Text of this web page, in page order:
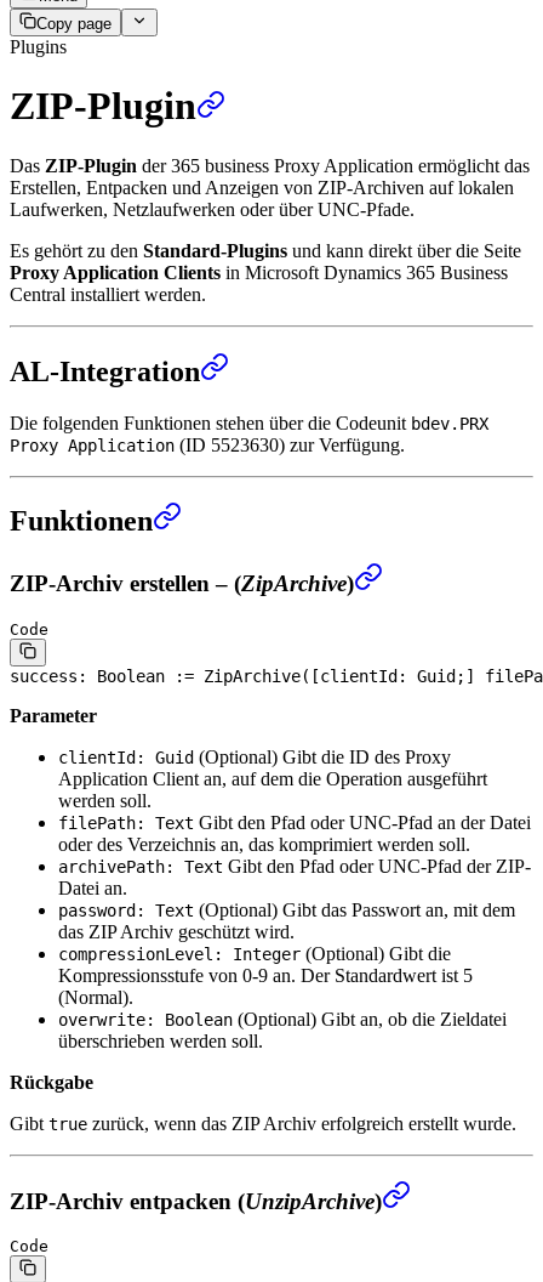
Copy page
Plugins
ZIP-Plugin
Das ZIP-Plugin der 365 business Proxy Application ermöglicht das
Erstellen, Entpacken und Anzeigen von ZIP-Archiven auf lokalen
Laufwerken, Netzlaufwerken oder über UNC-Pfade.
Es gehört zu den Standard-Plugins und kann direkt über die Seite
Proxy Application Clients in Microsoft Dynamics 365 Business
Central installiert werden.
AL-Integration
Die folgenden Funktionen stehen über die Codeunit bdev.PRX
Proxy Application (ID 5523630) zur Verfügung.
Funktionen
ZIP-Archiv erstellen – (ZipArchive)
Code
success: Boolean := ZipArchive([clientId: Guid;]
Parameter
clientId: Guid (Optional) Gibt die ID des Proxy
Application Client an, auf dem die Operation ausgeführt
werden soll.
filePath: Text Gibt den Pfad oder UNC-Pfad an der Datei
oder des Verzeichnis an, das komprimiert werden soll.
archivePath: Text Gibt den Pfad oder UNC-Pfad der ZIP-
Datei an.
password: Text (Optional) Gibt das Passwort an, mit dem
das ZIP Archiv geschützt wird.
compressionLevel: Integer (Optional) Gibt die
Kompressionsstufe von 0-9 an. Der Standardwert ist 5
(Normal).
overwrite: Boolean (Optional) Gibt an, ob die Zieldatei
überschrieben werden soll.
Rückgabe
Gibt true zurück, wenn das ZIP Archiv erfolgreich erstellt wurde.
ZIP-Archiv entpacken (UnzipArchive)
Code